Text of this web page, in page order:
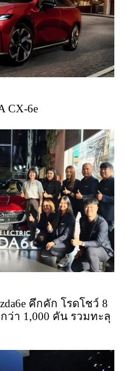
CX-6e
คึกคัก โรดโชว์ 8
ว่า 1,000 คัน รวมทะลุ